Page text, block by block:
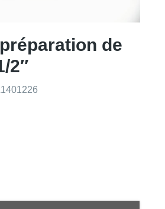
de
2″